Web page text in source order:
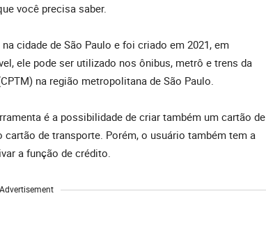
você precisa saber.
cidade de São Paulo e foi criado em 2021, em
ele pode ser utilizado nos ônibus, metrô e trens da
na região metropolitana de São Paulo.
é a possibilidade de criar também um cartão de
de transporte. Porém, o usuário também tem a
a função de crédito.
Advertisement